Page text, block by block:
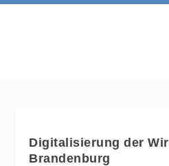
Digitalisierung der
Brandenburg